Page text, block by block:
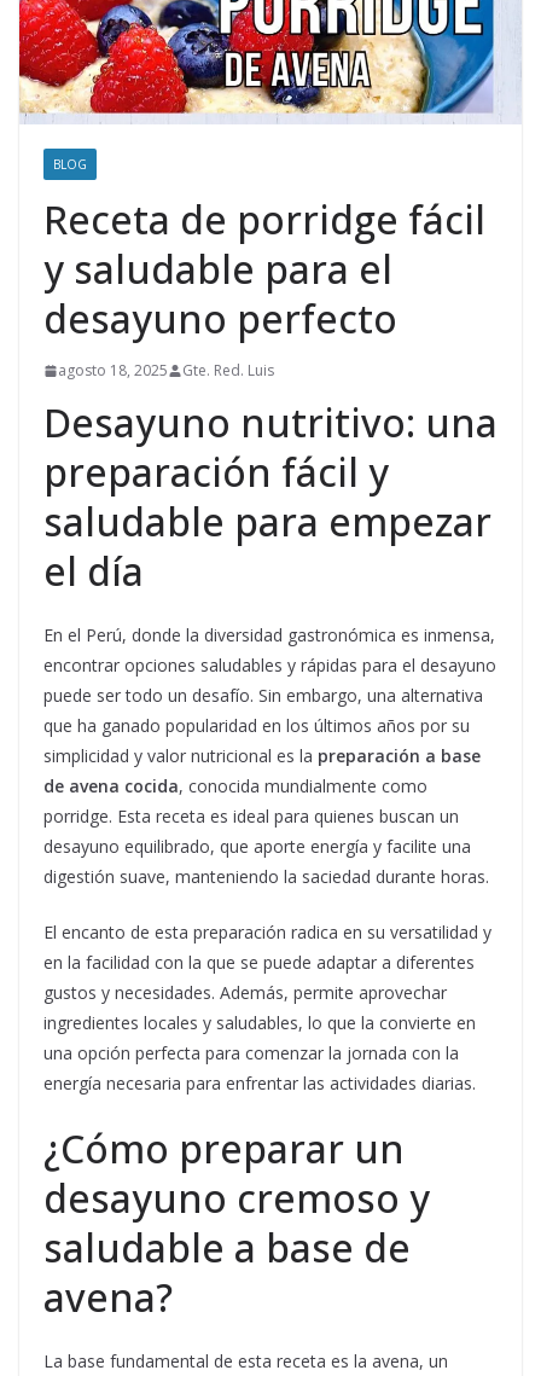
BLOG
Receta de porridge fácil
y saludable para el
desayuno perfecto
agosto 18, 2025 Gte. Red. Luis
Desayuno nutritivo: una
preparación fácil y
saludable para empezar
el día
En el Perú, donde la diversidad gastronómica es inmensa,
encontrar opciones saludables y rápidas para el desayuno
puede ser todo un desafío. Sin embargo, una alternativa
que ha ganado popularidad en los últimos años por su
simplicidad y valor nutricional es la preparación a base
de avena cocida, conocida mundialmente como
porridge. Esta receta es ideal para quienes buscan un
desayuno equilibrado, que aporte energía y facilite una
digestión suave, manteniendo la saciedad durante horas.
El encanto de esta preparación radica en su versatilidad y
en la facilidad con la que se puede adaptar a diferentes
gustos y necesidades. Además, permite aprovechar
ingredientes locales y saludables, lo que la convierte en
una opción perfecta para comenzar la jornada con la
energía necesaria para enfrentar las actividades diarias.
¿Cómo preparar un
desayuno cremoso y
saludable a base de
avena?
La base fundamental de esta receta es la avena, un